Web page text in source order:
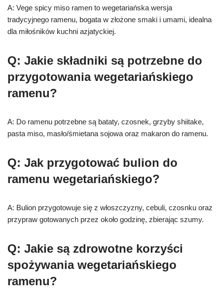
A: Vege spicy miso ramen to wegetariańska wersja
tradycyjnego ramenu, bogata w złożone smaki i umami, idealna
dla miłośników kuchni azjatyckiej.
Q: Jakie składniki są potrzebne do
przygotowania wegetariańskiego
ramenu?
A: Do ramenu potrzebne są bataty, czosnek, grzyby shiitake,
pasta miso, masło/śmietana sojowa oraz makaron do ramenu.
Q: Jak przygotować bulion do
ramenu wegetariańskiego?
A: Bulion przygotowuje się z włoszczyzny, cebuli, czosnku oraz
przypraw gotowanych przez około godzinę, zbierając szumy.
Q: Jakie są zdrowotne korzyści
spożywania wegetariańskiego
ramenu?